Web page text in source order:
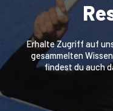
Erhalte Zugriff auf
gesammelten
findest du auch